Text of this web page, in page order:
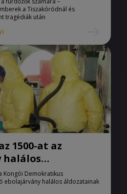
a Tiszakóródnál és
tragédiák után
1500-at az
halálos
Kongói Demokratikus
ebolajárvány halálos áldozatainak